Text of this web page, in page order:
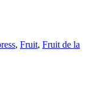
, Fruit, Fruit de la